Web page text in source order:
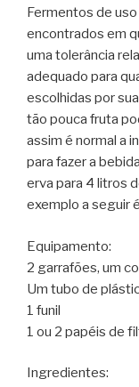
Fermentos de
encontrados em
uma tolerância
adequado para
escolhidas por
tão pouca fruta
assim é normal a
para fazer a
erva para 4 litros
exemplo a seguir
Equipamento:
2 garrafões, um
Um tubo de
1 funil
1 ou 2 papéis de
Ingredientes: